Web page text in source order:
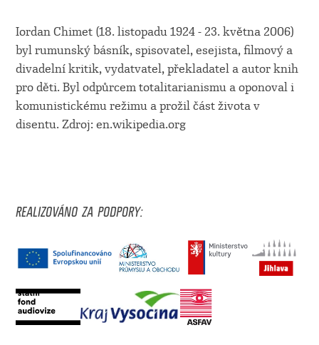
Iordan Chimet (18. listopadu 1924 - 23. května 2006)
byl rumunský básník, spisovatel, esejista, filmový a
divadelní kritik, vydatvatel, překladatel a autor knih
pro děti. Byl odpůrcem totalitarianismu a oponoval i
komunistickému režimu a prožil část života v
disentu. Zdroj: en.wikipedia.org
REALIZOVÁNO ZA PODPORY: